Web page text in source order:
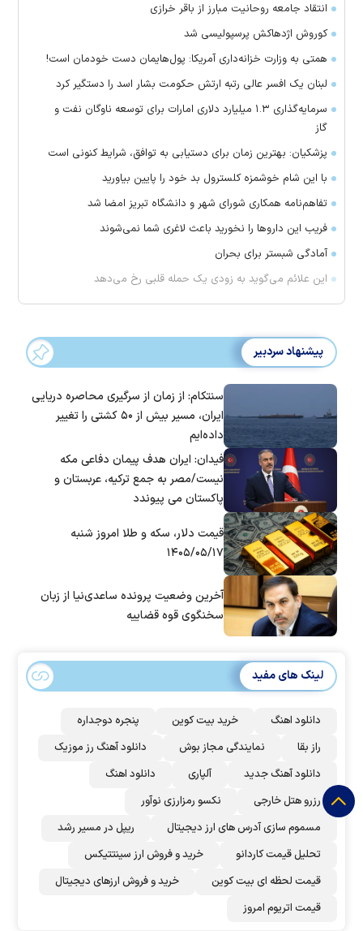
انتقاد جامعه روحانیت مبارز از باقر خرازی
کوروش اژدهاکش پرسپولیسی شد
همتی به وزارت خزانه‌داری آمریکا: پول‌هایمان دست خودمان است!
لبنان یک افسر عالی رتبه ارتش حکومت بشار اسد را دستگیر کرد
سرمایه‌گذاری ۱.۳ میلیارد دلاری امارات برای توسعه ناوگان نفت و
گاز
پزشکیان: بهترین زمان برای دستیابی به توافق، شرایط کنونی است
با این شام خوشمزه کلسترول بد خود را پایین بیاورید
تفاهم‌نامه همکاری شورای شهر و دانشگاه تبریز امضا شد
فریب این دارو‌ها را نخورید باعث لاغری شما نمی‌شوند
آمادگی شبستر برای بحران
این علائم می‌گوید به زودی یک حمله قلبی رخ می‌دهد
پیشنهاد سردبیر
سنتکام: از زمان از سرگیری محاصره دریایی
ایران، مسیر بیش از ۵۰ کشتی را تغییر
داده‌ایم
فیدان: ایران هدف پیمان دفاعی مکه
نیست/مصر به جمع ترکیه، عربستان و
پاکستان می پیوندد
قیمت دلار، سکه و طلا امروز شنبه
۱۴۰۵/۰۵/۱۷
آخرین وضعیت پرونده ساعدی‌نیا از زبان
سخنگوی قوه قضاییه
لینک های مفید
دانلود اهنگ خرید بیت کوین
پنجره دوجداره
راز بقا
نمایندگی مجاز بوش
دانلود آهنگ رز‌ موزیک
دانلود آهنگ جدید
آلپاری
دانلود اهنگ
رزرو هتل خارجی
نکسو رمزارزی نوآور
مسموم سازی آدرس های ارز دیجیتال
ریپل در مسیر رشد
تحلیل قیمت کاردانو
خرید و فروش ارز سینتتیکس
قیمت لحظه ای بیت کوین
خرید و فروش ارزهای دیجیتال
قیمت اتریوم امروز